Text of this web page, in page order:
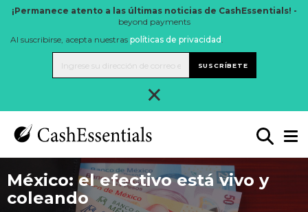
¡Permanece atento a las últimas noticias de CashEssentials! -
beyond payments
Al suscribirse, acepta nuestras políticas de privacidad .
SUSCRÍBETE
×
México: el efectivo está vivo y
coleando